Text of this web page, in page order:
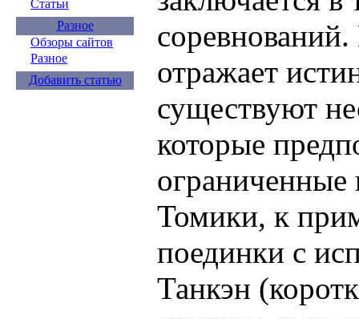
Статьи
Разное
Обзоры сайтов
Разное
Добавить статью
отражает
существуют
которые
Томики, к
поединки с
Танкэн